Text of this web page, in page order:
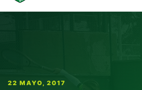
22 MAYO, 2017